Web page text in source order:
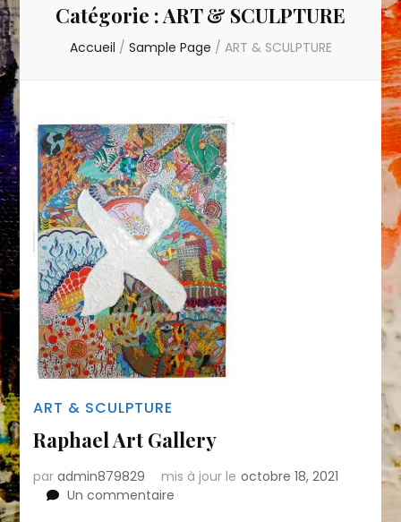
Catégorie :ART & SCULPTURE
Accueil / Sample Page / ART & SCULPTURE
ART & SCULPTURE
Raphael Art Gallery
paradmin879829 mis à jour le octobre 18, 2021
Un commentaire